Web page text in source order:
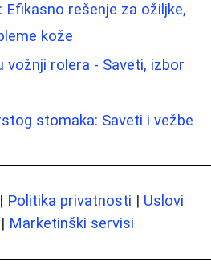
rešenje za ožiljke,
kože
vožnji rolera - Saveti, izbor
stomaka: Saveti i vežbe
| Politika privatnosti | Uslovi
| Marketinški servisi